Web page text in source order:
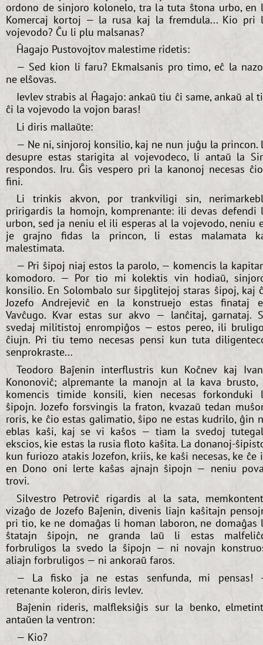
ordono de sinjoro kolonelo, tra la tuta ŝtona urbo, en
Komercaj kortoj — la rusa kaj la fremdula... Kio pri
vojevodo? Ĉu li plu malsanas?
Ĥagajo Pustovojtov malestime ridetis:
— Sed kion li faru? Ekmalsanis pro timo, eĉ la
ne elŝovas.
Ievlev strabis al Ĥagajo: ankaŭ tiu ĉi same, ankaŭ al
ĉi la vojevodo la vojon baras!
Li diris mallaŭte:
— Ne ni, sinjoroj konsilio, kaj ne nun juĝu la princon.
desupre estas starigita al vojevodeco, li antaŭ la
respondos. Iru. Ĝis vespero pri la kanonoj necesas
fini.
Li trinkis akvon, por trankviligi sin,
pririgardis la homojn, komprenante: ili devas defendi
urbon, sed ja neniu el ili esperas al la vojevodo, neniu
je grajno fidas la princon, li estas malamata
malestimata.
— Pri ŝipoj niaj estos la parolo, — komencis la
komodoro. — Por tio mi kolektis vin hodiaŭ,
konsilio. En Solombalo sur ŝipglitejoj staras ŝipoj, kaj
Jozefo Andrejeviĉ en la konstruejo estas finataj
Vavĉugo. Kvar estas sur akvo — lanĉitaj, garnataj.
svedaj militistoj enrompiĝos — estos pereo, ili
ĉiujn. Pri tiu temo necesas pensi kun tuta
senprokraste...
Teodoro Baĵenin interflustris kun Koĉnev kaj
Kononoviĉ; alpremante la manojn al la kava
komencis timide konsili, kien necesas forkonduki
ŝipojn. Jozefo forsvingis la fraton, kvazaŭ tedan
roris, ke ĉio estas galimatio, ŝipo ne estas kudrilo, ĝin
eblas kaŝi, kaj se vi kaŝos — tiam la svedoj
ekscios, kie estas la rusia floto kaŝita. La donanoj-
kun furiozo atakis Jozefon, kriis, ke kaŝi necesas, ke ĉe
en Dono oni lerte kaŝas ajnajn ŝipojn — neniu
trovi.
Silvestro Petroviĉ rigardis al la sata,
vizaĝo de Jozefo Baĵenin, divenis liajn kaŝitajn
pri tio, ke ne domaĝas li homan laboron, ne domaĝas
ŝtatajn ŝipojn, ne granda laŭ li estas
forbruligos la svedo la ŝipojn — ni novajn
aliajn forbruligos — ni ankoraŭ faros.
— La fisko ja ne estas senfunda, mi pensas!
retenante koleron, diris Ievlev.
Baĵenin rideris, malfleksiĝis sur la benko,
antaŭen la ventron:
— Kio?